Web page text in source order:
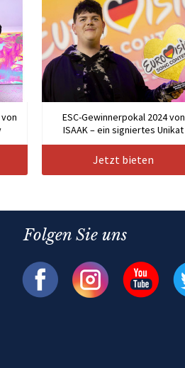
ESC-Gewinnerpokal 2024 von
ISAAK – ein signiertes Unikat
Jetzt bieten
Folgen Sie uns